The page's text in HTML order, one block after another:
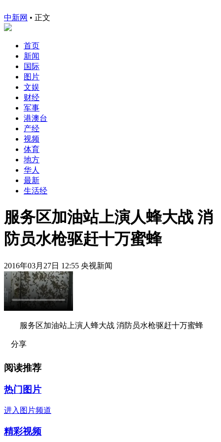
中新网 • 正文
首页
新闻
国际
图片
文娱
财经
军事
港澳台
产经
视频
体育
地方
华人
最新
生活经
服务区加油站上演人蜂大战 消
防员水枪驱赶十万蜜蜂
2016年03月27日 12:55 央视新闻
服务区加油站上演人蜂大战 消防员水枪驱赶十万蜜蜂
分享
阅读推荐
热门图片
进入图片频道
精彩视频